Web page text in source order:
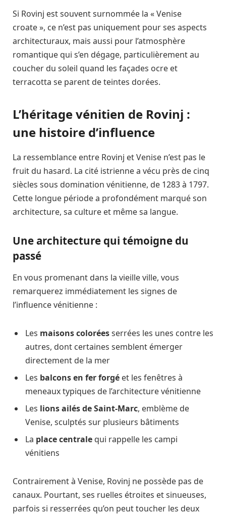
Si Rovinj est souvent surnommée la « Venise
croate », ce n’est pas uniquement pour ses aspects
architecturaux, mais aussi pour l’atmosphère
romantique qui s’en dégage, particulièrement au
coucher du soleil quand les façades ocre et
terracotta se parent de teintes dorées.
L’héritage vénitien de Rovinj :
une histoire d’influence
La ressemblance entre Rovinj et Venise n’est pas le
fruit du hasard. La cité istrienne a vécu près de cinq
siècles sous domination vénitienne, de 1283 à 1797.
Cette longue période a profondément marqué son
architecture, sa culture et même sa langue.
Une architecture qui témoigne du
passé
En vous promenant dans la vieille ville, vous
remarquerez immédiatement les signes de
l’influence vénitienne :
Les maisons coloréesserrées les unes contre les
autres, dont certaines semblent émerger
directement de la mer
Les balcons en fer forgé et les fenêtres à
meneaux typiques de l’architecture vénitienne
Les lions ailés de Saint-Marc, emblème de
Venise, sculptés sur plusieurs bâtiments
La place centrale qui rappelle les campi
vénitiens
Contrairement à Venise, Rovinj ne possède pas de
canaux. Pourtant, ses ruelles étroites et sinueuses,
parfois si resserrées qu’on peut toucher les deux